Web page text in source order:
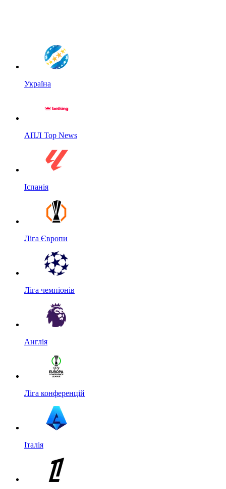
Україна
АПЛ Top News
Іспанія
Ліга Європи
Ліга чемпіонів
Англія
Ліга конференцій
Італія